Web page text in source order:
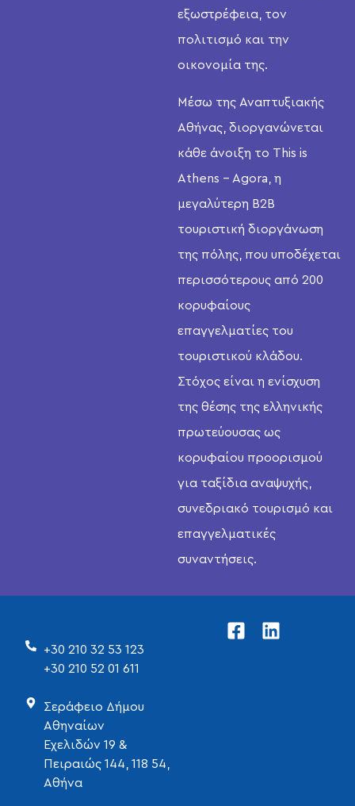
εξωστρέφεια, τον
πολιτισμό και την
οικονομία της.
Μέσω της Αναπτυξιακής
Αθήνας, διοργανώνεται
κάθε άνοιξη το This is
Athens – Agora, η
μεγαλύτερη B2B
τουριστική διοργάνωση
της πόλης, που υποδέχεται
περισσότερους από 200
κορυφαίους
επαγγελματίες του
τουριστικού κλάδου.
Στόχος είναι η ενίσχυση
της θέσης της ελληνικής
πρωτεύουσας ως
κορυφαίου προορισμού
για ταξίδια αναψυχής,
συνεδριακό τουρισμό και
επαγγελματικές
συναντήσεις.
+30 210 32 53 123
+30 210 52 01 611
Σεράφειο Δήμου
Αθηναίων
Εχελιδών 19 &
Πειραιώς 144, 118 54,
Αθήνα